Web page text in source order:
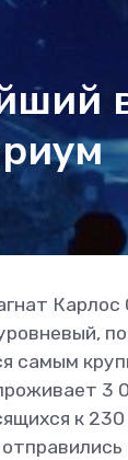
самым
3
к